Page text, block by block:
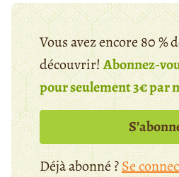
Vous avez encore 80 %
découvrir!Abonnez-
pour seulement 3€ par
Déjà abonné ?Se